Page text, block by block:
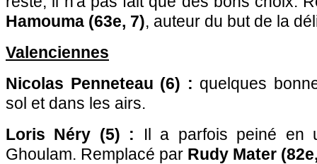
Hamouma (63e, 7), auteur du but de la
Valenciennes
Nicolas Penneteau (6) : quelques
sol et dans les airs.
Loris Néry (5) : Il a parfois peiné en
Ghoulam. Remplacé par Rudy Mater